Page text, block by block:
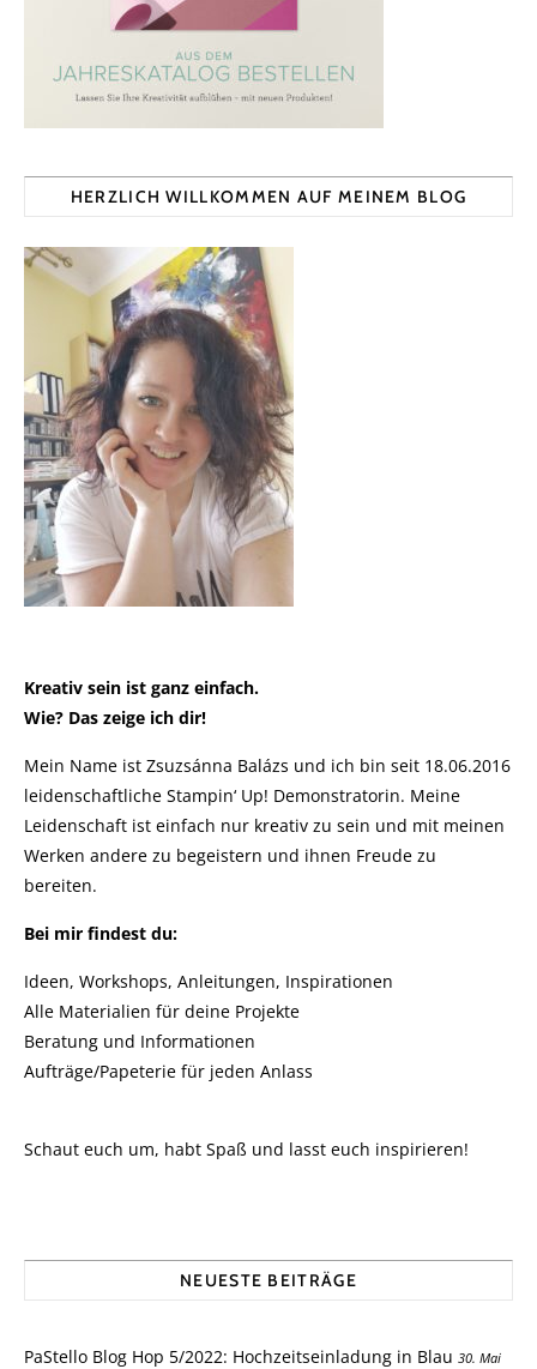
HERZLICH WILLKOMMEN AUF MEINEM BLOG
Kreativ sein ist ganz einfach.
Wie? Das zeige ich dir!
Mein Name ist Zsuzsánna Balázs und ich bin seit 18.06.2016
leidenschaftliche Stampin‘ Up! Demonstratorin. Meine
Leidenschaft ist einfach nur kreativ zu sein und mit meinen
Werken andere zu begeistern und ihnen Freude zu
bereiten.
Bei mir findest du:
Ideen, Workshops, Anleitungen, Inspirationen
Alle Materialien für deine Projekte
Beratung und Informationen
Aufträge/Papeterie für jeden Anlass
Schaut euch um, habt Spaß und lasst euch inspirieren!
NEUESTE BEITRÄGE
PaStello Blog Hop 5/2022: Hochzeitseinladung in Blau 30. Mai